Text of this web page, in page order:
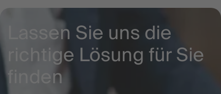
Lassen Sie uns die
richtige Lösung für Sie
finden